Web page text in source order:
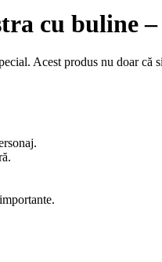
cu buline –
Acest produs nu doar că